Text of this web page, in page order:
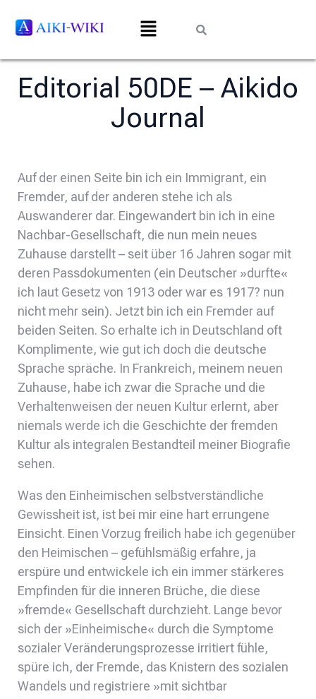
Editorial 50DE – Aikido
Journal
Auf der einen Seite bin ich ein Immigrant, ein
Fremder, auf der anderen stehe ich als
Auswanderer dar. Eingewandert bin ich in eine
Nachbar-Gesellschaft, die nun mein neues
Zuhause darstellt – seit über 16 Jahren sogar mit
deren Passdokumenten (ein Deutscher »durfte«
ich laut Gesetz von 1913 oder war es 1917? nun
nicht mehr sein). Jetzt bin ich ein Fremder auf
beiden Seiten. So erhalte ich in Deutschland oft
Komplimente, wie gut ich doch die deutsche
Sprache spräche. In Frankreich, meinem neuen
Zuhause, habe ich zwar die Sprache und die
Verhaltenweisen der neuen Kultur erlernt, aber
niemals werde ich die Geschichte der fremden
Kultur als integralen Bestandteil meiner Biografie
sehen.
Was den Einheimischen selbstverständliche
Gewissheit ist, ist bei mir eine hart errungene
Einsicht. Einen Vorzug freilich habe ich gegenüber
den Heimischen – gefühlsmäßig erfahre, ja
erspüre und entwickele ich ein immer stärkeres
Empfinden für die inneren Brüche, die diese
»fremde« Gesellschaft durchzieht. Lange bevor
sich der »Einheimische« durch die Symptome
sozialer Veränderungsprozesse irritiert fühle,
spüre ich, der Fremde, das Knistern des sozialen
Wandels und registriere »mit sichtbar